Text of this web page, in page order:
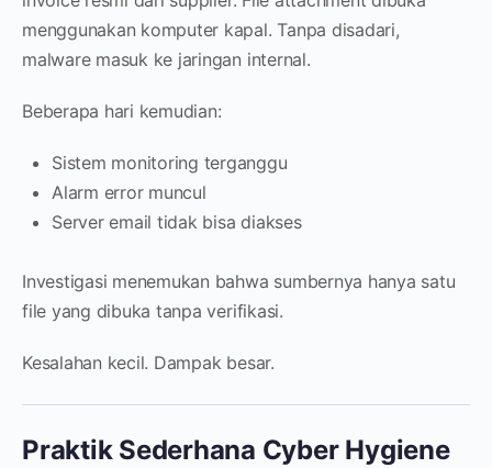
menggunakan komputer kapal. Tanpa disadari,
malware masuk ke jaringan internal.
Beberapa hari kemudian:
Sistem monitoring terganggu
Alarm error muncul
Server email tidak bisa diakses
Investigasi menemukan bahwa sumbernya hanya satu
file yang dibuka tanpa verifikasi.
Kesalahan kecil. Dampak besar.
Praktik Sederhana Cyber Hygiene